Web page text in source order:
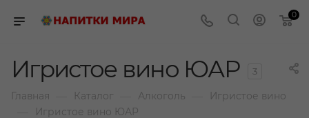
0
Игристое вино ЮАР 3
Главная Каталог Алкоголь Игристое вино
Игристое вино ЮАР